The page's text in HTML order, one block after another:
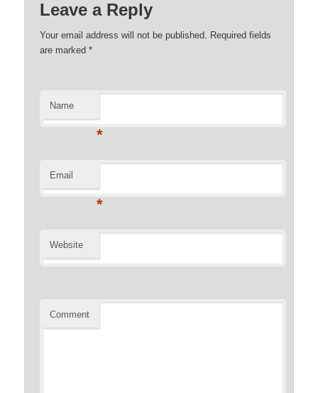
Leave a Reply
Your email address will not be published. Required fields
are marked*
Name
*
Email
*
Website
Comment